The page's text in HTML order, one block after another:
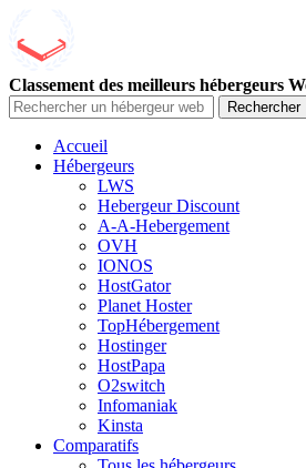
Classement des meilleurs hébergeurs
Rechercher
Accueil
Hébergeurs
LWS
Hebergeur Discount
A-A-Hebergement
OVH
IONOS
HostGator
Planet Hoster
TopHébergement
Hostinger
HostPapa
O2switch
Infomaniak
Kinsta
Comparatifs